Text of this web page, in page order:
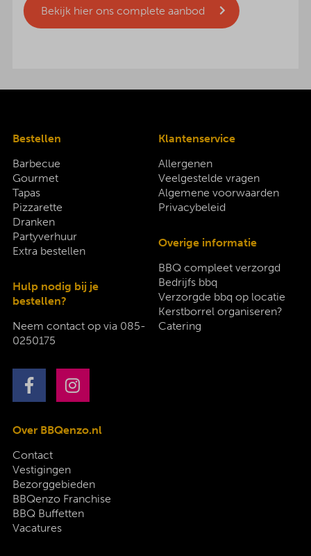
Bekijk hier ons complete aanbod
Bestellen
Barbecue
Gourmet
Tapas
Pizzarette
Dranken
Partyverhuur
Extra bestellen
Hulp nodig bij je
bestellen?
Neem contact op via 085-
0250175
Klantenservice
Allergenen
Veelgestelde vragen
Algemene voorwaarden
Privacybeleid
Overige informatie
BBQ compleet verzorgd
Bedrijfs bbq
Verzorgde bbq op locatie
Kerstborrel organiseren?
Catering
Over BBQenzo.nl
Contact
Vestigingen
Bezorggebieden
BBQenzo Franchise
BBQ Buffetten
Vacatures